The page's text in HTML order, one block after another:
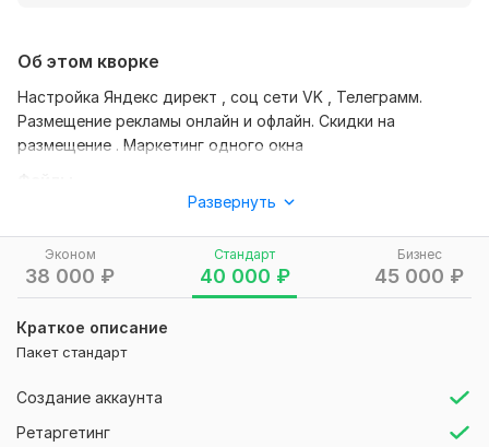
Эконом
38 000 ₽
Стандарт
40 000 ₽
Бизнес
45 000 ₽
Краткое описание
Пакет стандарт
Создание аккаунта
Ретаргетинг
Об этом кворке
Настройка Яндекс директ , соц сети VK , Телеграмм.
Размещение рекламы онлайн и офлайн. Скидки на
размещение . Маркетинг одного окна
Нужно для заказа:
Чтобы выполнить ваш заказ, мне потребуется от вас
задание.
Опишите, что именно вы хотите получить, какие у вас
предпочтения. Пришлите нужные файлы и доступы, если
Развернуть